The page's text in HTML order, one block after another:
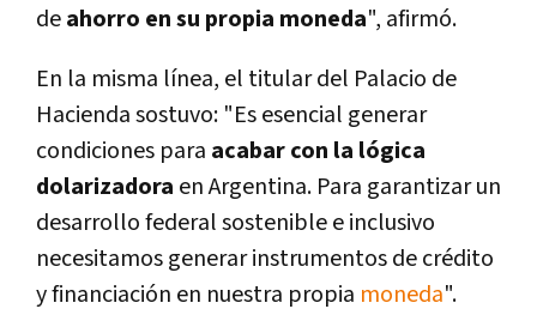
deahorro en su propia moneda", afirmó.
En la misma línea, el titular del Palacio de
Hacienda sostuvo: "Es esencial generar
condiciones para acabar con la lógica
dolarizadora en Argentina. Para garantizar un
desarrollo federal sostenible e inclusivo
necesitamos generar instrumentos de crédito
y financiación en nuestra propia moneda".